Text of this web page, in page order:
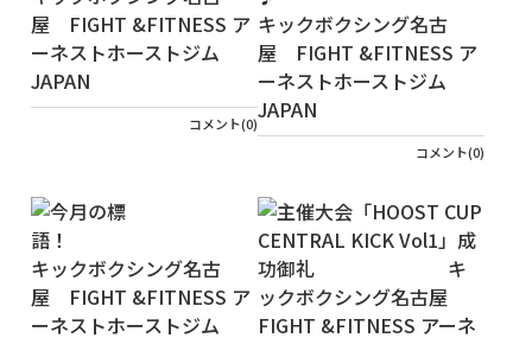
屋 FIGHT &FITNESS ア
ーネストホーストジム
JAPAN
コメント(0)
キックボクシング名古
屋 FIGHT &FITNESS ア
ーネストホーストジム
JAPAN
コメント(0)